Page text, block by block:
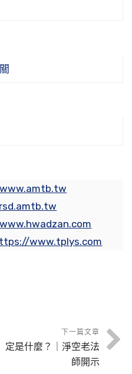
肉來供養你」，那個
之，敬人者人恆敬
一樣，賽跑，起跑的
的人不少，但是大部
、菩薩、佛，你看到
還是一場夢。在那個
，真的醒過來了。我
放下執著，別執著
下執著，超越六道，
超越十法界。佛是怎
，放下就是。
大經科註（第一一九
力障礙住了。西方極
我們這個地方沒有聞
常常有，初學是佛菩
，初學佛的時候，我
個時候營設置在鄉
離我們最近的村莊大
內沒有人家。我那時
居住的人家，他們燒
。這香味從哪來的？
歷，我說有，我說不
他說這是一般來講，
在這裡讀經，他停一
二十一世紀的社會問
有志之士發心奮起，
致此燦爛輝煌之人類
運。亟待志士仁人繼
文化慧命，所謂「為
平」。
智慧的瑰寶—孔孟學
見不到極樂世界，見
，我們不能不知道。
這個穢土恢復成淨
不變的，穢土是剎那
的，真常跟無常揉合
把它講得更淺了，希
你了解有這麼一個說
無量壽經（第一一八
考試我，看我能不能
一點怨恨都沒有，證
感恩。甚至於惡意的
法對我，釋迦牟尼佛
寫牌位供養他，給他
位裡有，那個紅的牌
麻煩的人、嫉妒障礙
他們長命百歲。你們
其實不是的，我受了
，總不外乎因緣果
的關係，人與一切萬
因緣。特別是講到人
就是報恩、報怨、討
屬；緣要是疏的，就
也許就變成陌生人。
修財布施；你希望得
希望健康長壽，你要
正法。不是說我們求
，沒這個道理。如果
個染污多嚴重，這種
句話說，來生人天沒
www.tplys.com
下一篇文章
定是什麼？｜淨空老法
師開示